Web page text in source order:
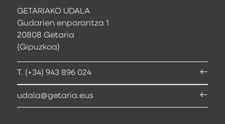
GETARIAKO UDALA
Gudarien enparantza 1
20808 Getaria
(Gipuzkoa)
T. (+34) 943 896 024
udala@getaria.eus